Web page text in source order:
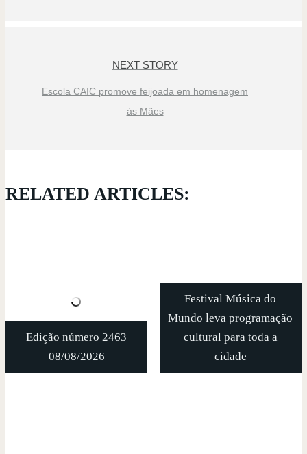
NEXT STORY
Escola CAIC promove feijoada em homenagem
às Mães
RELATED ARTICLES:
Edição número 2463
08/08/2026
Festival Música do
Mundo leva programação
cultural para toda a
cidade